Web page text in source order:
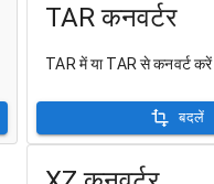
TAR कनवर्टर
TAR में या TAR से कनवर्ट करें
बदलें